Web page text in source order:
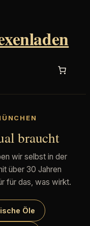
braucht
wir selbst in der
über 30 Jahren
für das, was wirkt.
Öle